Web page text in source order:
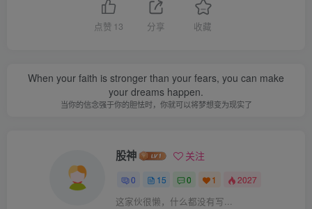
点赞 13 分享 收藏
When your faith is stronger than your fears, you can make
your dreams happen.
当你的信念强于你的胆怯时，你就可以将梦想变为现实了
股神 关注
0 15 0 1 2027
这家伙很懒，什么都没有写...